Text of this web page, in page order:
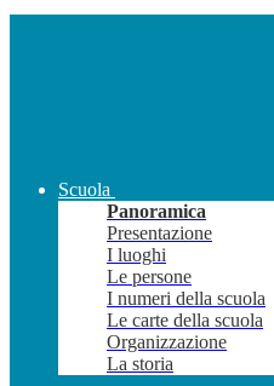
Scuola
Panoramica
Presentazione
I luoghi
Le persone
I numeri della scuola
Le carte della scuola
Organizzazione
La storia